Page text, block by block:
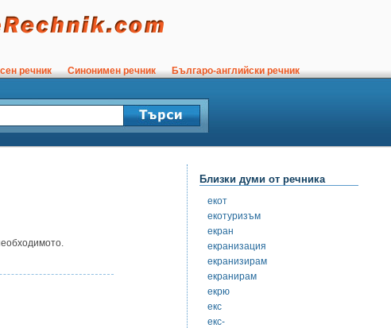
речник Синонимен речник Българо-английски речник
Близки думи от речника
екот
екотуризъм
екран
екранизация
екранизирам
екранирам
екрю
екс
екс-